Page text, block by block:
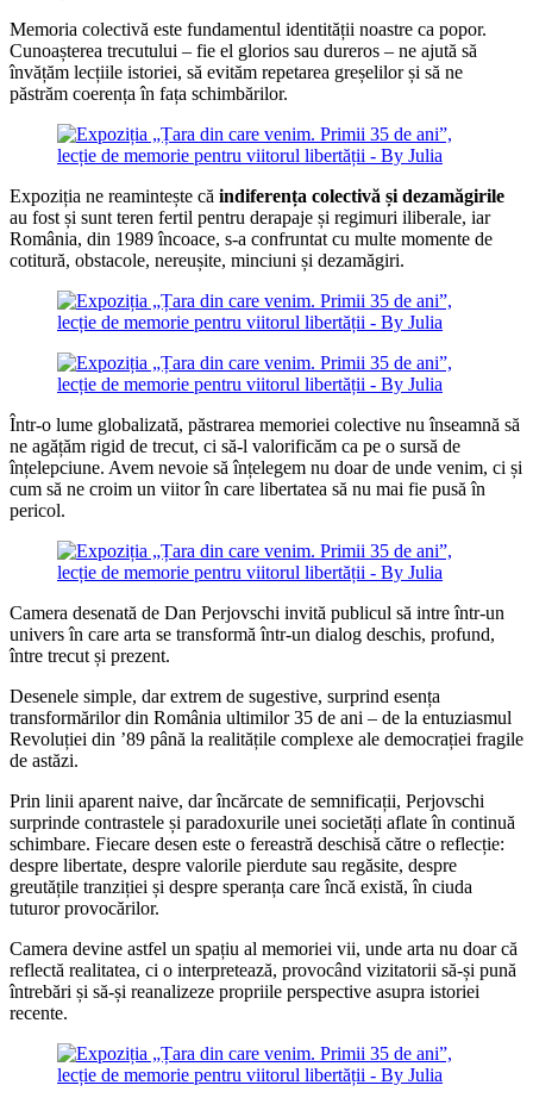
Memoria colectivă este fundamentul identității noastre ca popor.
Cunoașterea trecutului – fie el glorios sau dureros – ne ajută să
învățăm lecțiile istoriei, să evităm repetarea greșelilor și să ne
păstrăm coerența în fața schimbărilor.
Expoziția ne reamintește că indiferența colectivă și dezamăgirile
au fost și sunt teren fertil pentru derapaje și regimuri iliberale, iar
România, din 1989 încoace, s-a confruntat cu multe momente de
cotitură, obstacole, nereușite, minciuni și dezamăgiri.
Într-o lume globalizată, păstrarea memoriei colective nu înseamnă să
ne agățăm rigid de trecut, ci să-l valorificăm ca pe o sursă de
înțelepciune. Avem nevoie să înțelegem nu doar de unde venim, ci și
cum să ne croim un viitor în care libertatea să nu mai fie pusă în
pericol.
Camera desenată de Dan Perjovschi invită publicul să intre într-un
univers în care arta se transformă într-un dialog deschis, profund,
între trecut și prezent.
Desenele simple, dar extrem de sugestive, surprind esența
transformărilor din România ultimilor 35 de ani – de la entuziasmul
Revoluției din ’89 până la realitățile complexe ale democrației fragile
de astăzi.
Prin linii aparent naive, dar încărcate de semnificații, Perjovschi
surprinde contrastele și paradoxurile unei societăți aflate în continuă
schimbare. Fiecare desen este o fereastră deschisă către o reflecție:
despre libertate, despre valorile pierdute sau regăsite, despre
greutățile tranziției și despre speranța care încă există, în ciuda
tuturor provocărilor.
Camera devine astfel un spațiu al memoriei vii, unde arta nu doar că
reflectă realitatea, ci o interpretează, provocând vizitatorii să-și pună
întrebări și să-și reanalizeze propriile perspective asupra istoriei
recente.